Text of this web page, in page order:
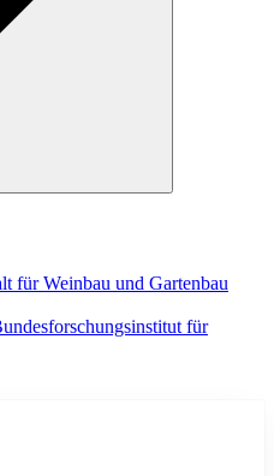
mit 40-60 cm Abstand,
200 cm einplanen. So bleibt
für Weinbau und Gartenbau
für